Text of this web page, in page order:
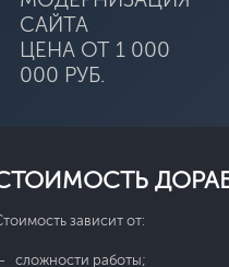
САЙТА
ЦЕНА ОТ 1 000
000 РУБ.
зависит от:
сложности работы;